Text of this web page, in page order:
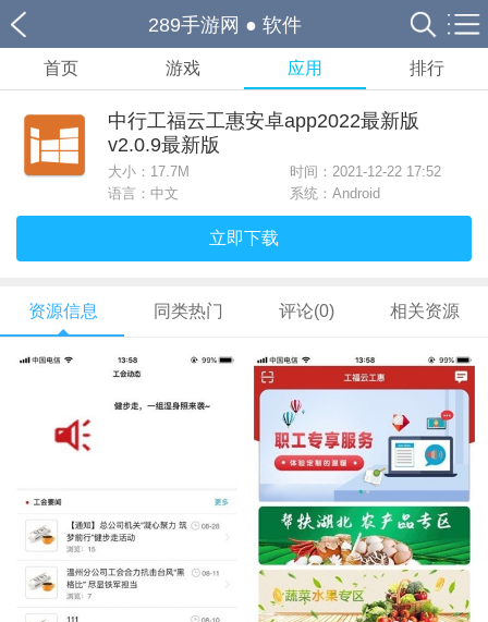
289手游网 ● 软件
首页 游戏 应用 排行
中行工福云工惠安卓app2022最新版
v2.0.9最新版
大小： 17.7M
时间：2021-12-22 17:52
语言：中文
系统：Android
立即下载
资源信息 同类热门 评论(0) 相关资源